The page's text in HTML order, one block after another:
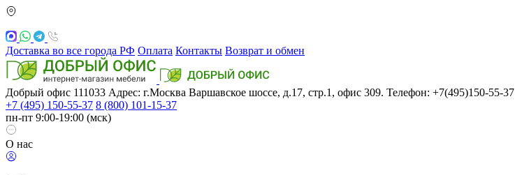
Доставка во все города РФ Оплата Контакты Возврат и обмен
Добрый офис 111033 Адрес: г.Москва Варшавское шоссе, д.17, стр.1, офис 309. Телефон: +7(495)150-55-37
+7 (495) 150-55-37 8 (800) 101-15-37
пн-пт 9:00-19:00 (мск)
О нас